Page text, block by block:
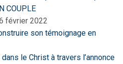
COUPLE
février 2022
son témoignage en
le Christ à travers l’annonce